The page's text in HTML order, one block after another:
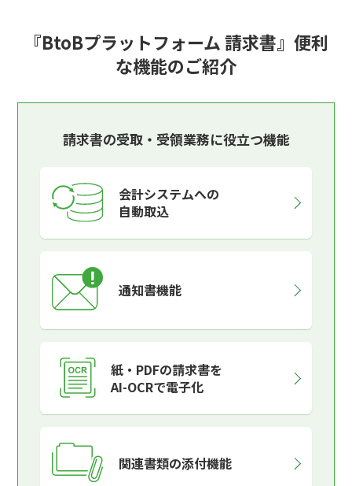
『BtoBプラットフォーム 請求書』便利
な機能のご紹介
請求書の受取・受領業務に役立つ機能
会計システムへの
自動取込
通知書機能
紙・PDFの請求書を
AI-OCRで電子化
関連書類の添付機能